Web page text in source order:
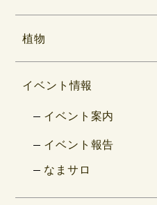
植物
イベント情報
イベント案内
イベント報告
なまサロ